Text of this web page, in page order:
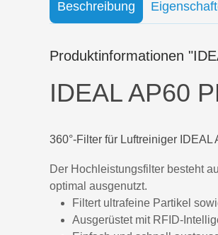
Beschreibung
Produktinformationen
IDEAL AP60
360°-Filter für Luftreiniger
Der Hochleistungsfilter besteht
optimal ausgenutzt.
Filtert ultrafeine Partikel
Ausgerüstet mit RFID-